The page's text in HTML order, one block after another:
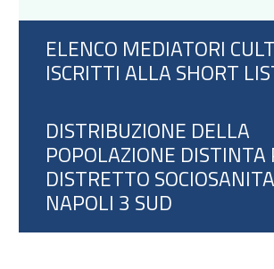
ELENCO MEDIATORI
ISCRITTI ALLA SHORT
DISTRIBUZIONE DELLA
POPOLAZIONE DISTINTA
DISTRETTO
NAPOLI 3 SUD